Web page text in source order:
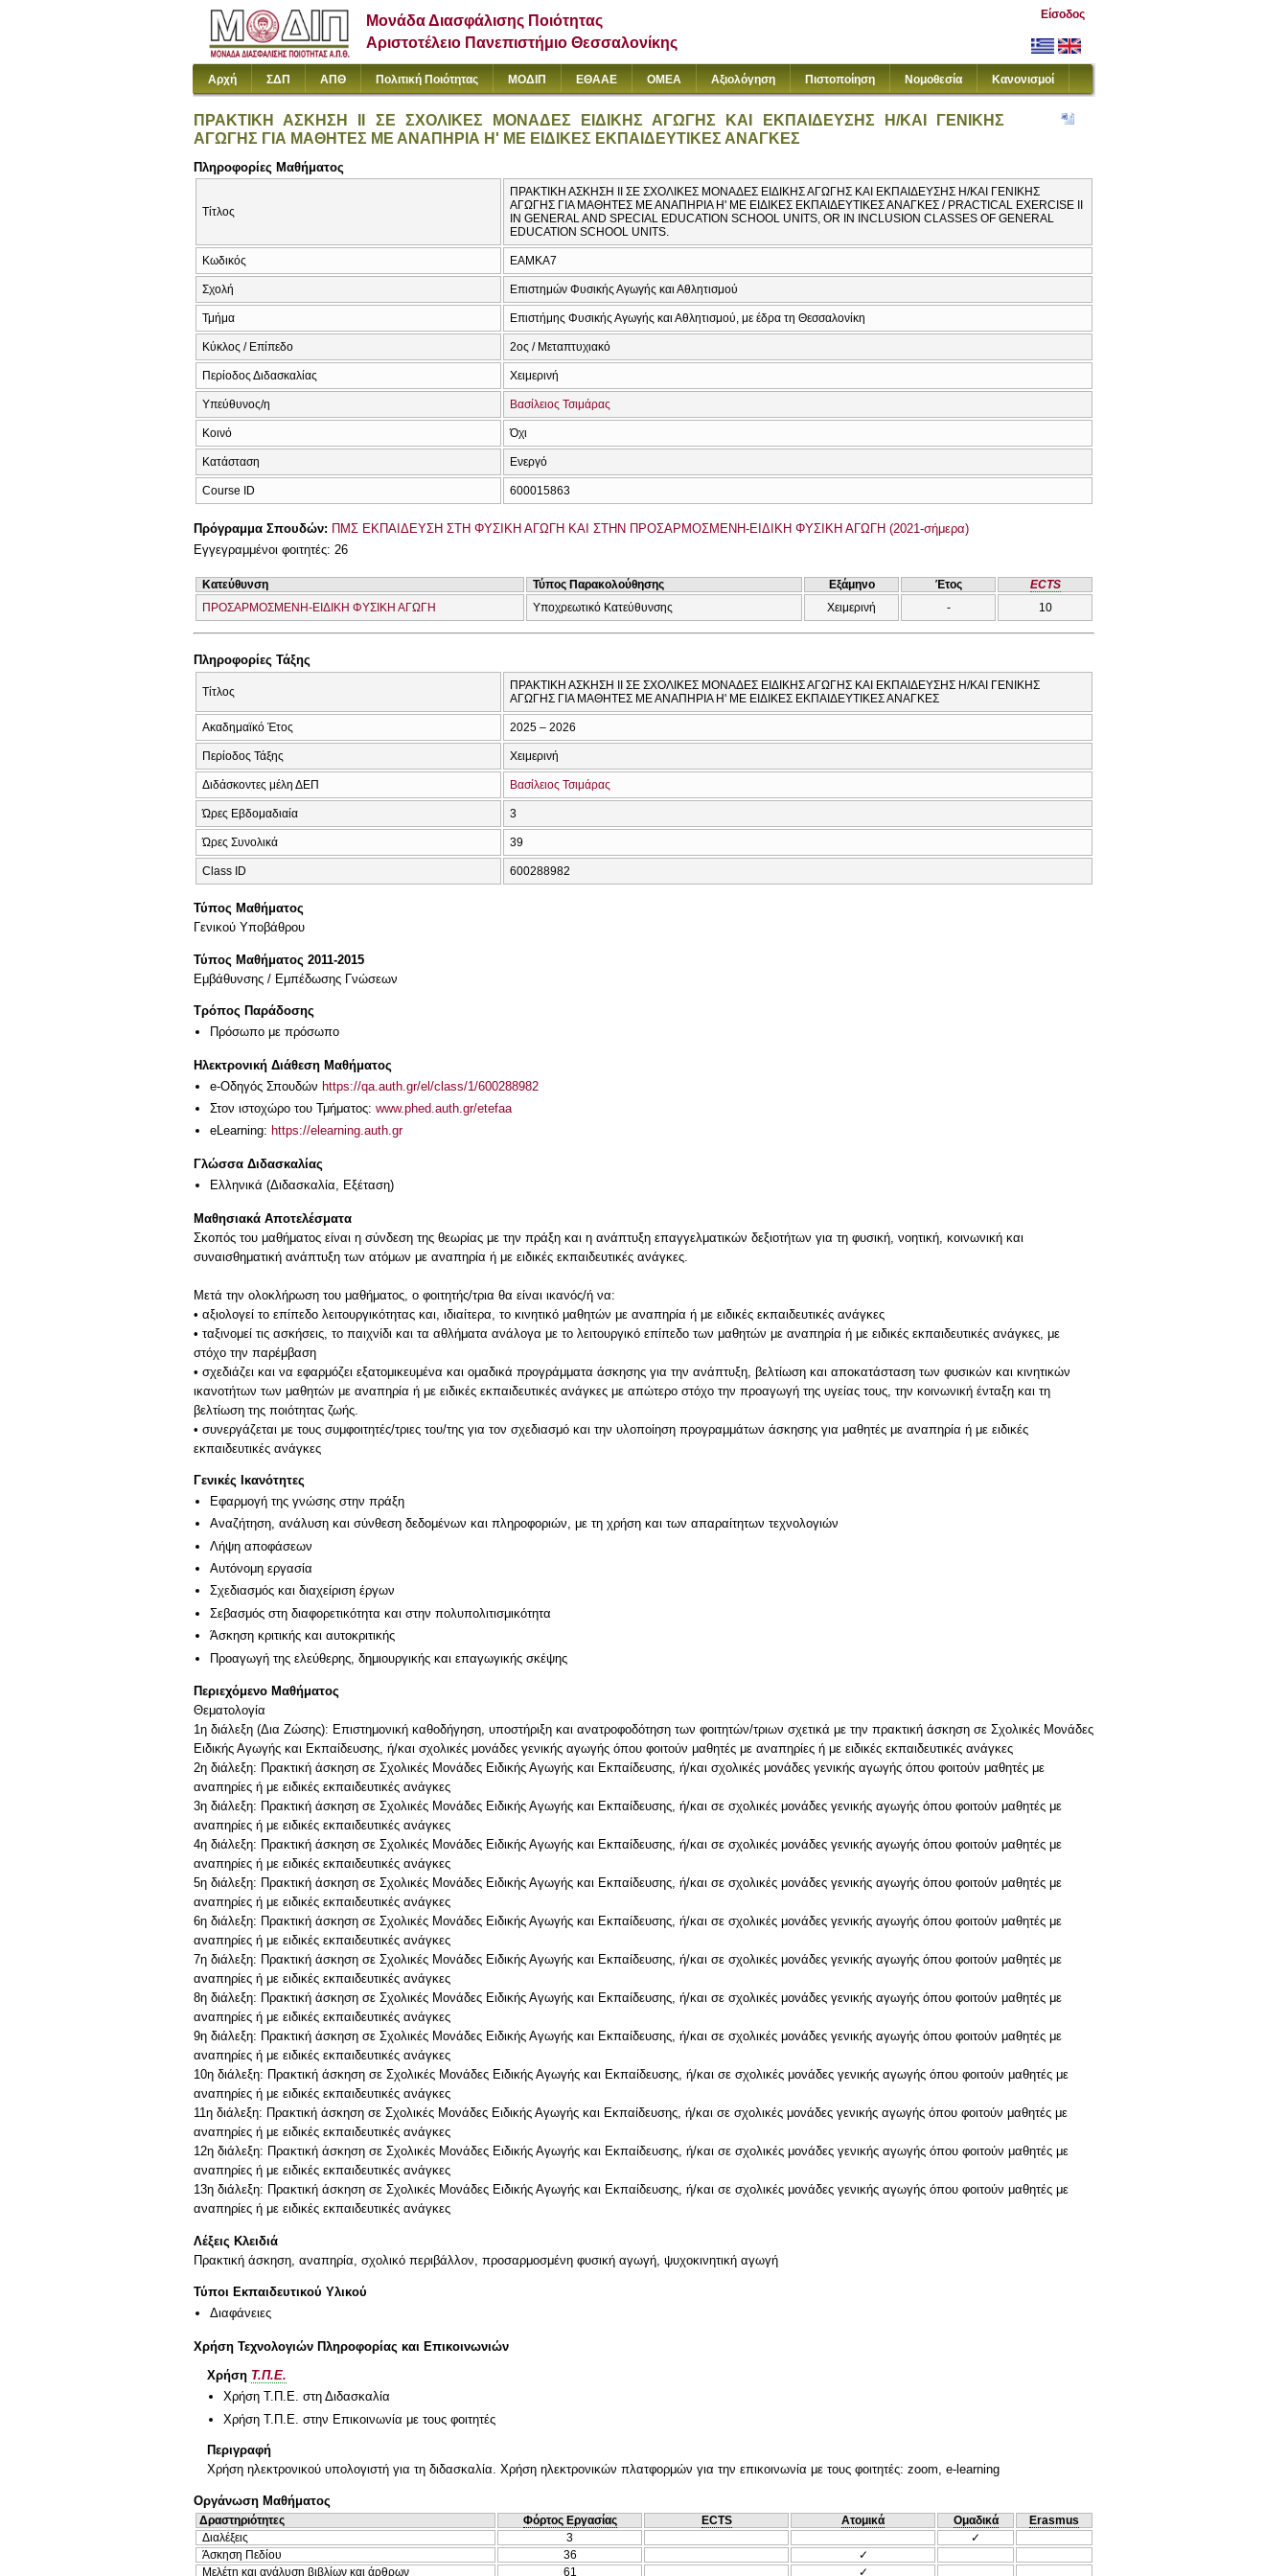
Μονάδα Διασφάλισης Ποιότητας
Αριστοτέλειο Πανεπιστήμιο Θεσσαλονίκης
Είσοδος
Αρχή ΣΔΠ ΑΠΘ Πολιτική Ποιότητας ΜΟΔΙΠ ΕΘΑΑΕ ΟΜΕΑ Αξιολόγηση Πιστοποίηση Νομοθεσία Κανονισμοί
ΠΡΑΚΤΙΚΗ ΑΣΚΗΣΗ ΙΙ ΣΕ ΣΧΟΛΙΚΕΣ ΜΟΝΑΔΕΣ ΕΙΔΙΚΗΣ ΑΓΩΓΗΣ ΚΑΙ ΕΚΠΑΙΔΕΥΣΗΣ Η/ΚΑΙ ΓΕΝΙΚΗΣ
ΑΓΩΓΗΣ ΓΙΑ ΜΑΘΗΤΕΣ ΜΕ ΑΝΑΠΗΡΙΑ Η' ΜΕ ΕΙΔΙΚΕΣ ΕΚΠΑΙΔΕΥΤΙΚΕΣ ΑΝΑΓΚΕΣ
Πληροφορίες Μαθήματος
Τίτλος
ΠΡΑΚΤΙΚΗ ΑΣΚΗΣΗ ΙΙ ΣΕ ΣΧΟΛΙΚΕΣ ΜΟΝΑΔΕΣ ΕΙΔΙΚΗΣ ΑΓΩΓΗΣ ΚΑΙ ΕΚΠΑΙΔΕΥΣΗΣ Η/ΚΑΙ ΓΕΝΙΚΗΣ
ΑΓΩΓΗΣ ΓΙΑ ΜΑΘΗΤΕΣ ΜΕ ΑΝΑΠΗΡΙΑ Η' ΜΕ ΕΙΔΙΚΕΣ ΕΚΠΑΙΔΕΥΤΙΚΕΣ ΑΝΑΓΚΕΣ / PRACTICAL EXERCISE II
IN GENERAL AND SPECIAL EDUCATION SCHOOL UNITS, OR IN INCLUSION CLASSES OF GENERAL
EDUCATION SCHOOL UNITS.
Κωδικός ΕΑΜΚΑ7
Σχολή Επιστημών Φυσικής Αγωγής και Αθλητισμού
Τμήμα Επιστήμης Φυσικής Αγωγής και Αθλητισμού, με έδρα τη Θεσσαλονίκη
Κύκλος / Επίπεδο 2ος / Μεταπτυχιακό
Περίοδος Διδασκαλίας Χειμερινή
Υπεύθυνος/η Βασίλειος Τσιμάρας
Κοινό Όχι
Κατάσταση Ενεργό
Course ID 600015863
Πρόγραμμα Σπουδών: ΠΜΣ ΕΚΠΑΙΔΕΥΣΗ ΣΤΗ ΦΥΣΙΚΗ ΑΓΩΓΗ ΚΑΙ ΣΤΗΝ ΠΡΟΣΑΡΜΟΣΜΕΝΗ-ΕΙΔΙΚΗ ΦΥΣΙΚΗ ΑΓΩΓΗ (2021-σήμερα)
Εγγεγραμμένοι φοιτητές: 26
Κατεύθυνση Τύπος Παρακολούθησης Εξάμηνο Έτος
ECTS
ΠΡΟΣΑΡΜΟΣΜΕΝΗ-ΕΙΔΙΚΗ ΦΥΣΙΚΗ ΑΓΩΓΗ
Υποχρεωτικό Κατεύθυνσης Χειμερινή - 10
Πληροφορίες Τάξης
Τίτλος
ΠΡΑΚΤΙΚΗ ΑΣΚΗΣΗ ΙΙ ΣΕ ΣΧΟΛΙΚΕΣ ΜΟΝΑΔΕΣ ΕΙΔΙΚΗΣ ΑΓΩΓΗΣ ΚΑΙ ΕΚΠΑΙΔΕΥΣΗΣ Η/ΚΑΙ ΓΕΝΙΚΗΣ
ΑΓΩΓΗΣ ΓΙΑ ΜΑΘΗΤΕΣ ΜΕ ΑΝΑΠΗΡΙΑ Η' ΜΕ ΕΙΔΙΚΕΣ ΕΚΠΑΙΔΕΥΤΙΚΕΣ ΑΝΑΓΚΕΣ
Ακαδημαϊκό Έτος 2025 – 2026
Περίοδος Τάξης Χειμερινή
Διδάσκοντες μέλη ΔΕΠ Βασίλειος Τσιμάρας
Ώρες Εβδομαδιαία 3
Ώρες Συνολικά 39
Class ID 600288982
Τύπος Μαθήματος
Γενικού Υποβάθρου
Τύπος Μαθήματος 2011-2015
Εμβάθυνσης / Εμπέδωσης Γνώσεων
Τρόπος Παράδοσης
Πρόσωπο με πρόσωπο
Ηλεκτρονική Διάθεση Μαθήματος
e-Οδηγός Σπουδών https://qa.auth.gr/el/class/1/600288982
Στον ιστοχώρο του Τμήματος: www.phed.auth.gr/etefaa
eLearning: https://elearning.auth.gr
Γλώσσα Διδασκαλίας
Ελληνικά (Διδασκαλία, Εξέταση)
Μαθησιακά Αποτελέσματα
Σκοπός του μαθήματος είναι η σύνδεση της θεωρίας με την πράξη και η ανάπτυξη επαγγελματικών δεξιοτήτων για τη φυσική, νοητική, κοινωνική και
συναισθηματική ανάπτυξη των ατόμων με αναπηρία ή με ειδικές εκπαιδευτικές ανάγκες.
Μετά την ολοκλήρωση του μαθήματος, ο φοιτητής/τρια θα είναι ικανός/ή να:
• αξιολογεί το επίπεδο λειτουργικότητας και, ιδιαίτερα, το κινητικό μαθητών με αναπηρία ή με ειδικές εκπαιδευτικές ανάγκες
• ταξινομεί τις ασκήσεις, το παιχνίδι και τα αθλήματα ανάλογα με το λειτουργικό επίπεδο των μαθητών με αναπηρία ή με ειδικές εκπαιδευτικές ανάγκες, με
στόχο την παρέμβαση
• σχεδιάζει και να εφαρμόζει εξατομικευμένα και ομαδικά προγράμματα άσκησης για την ανάπτυξη, βελτίωση και αποκατάσταση των φυσικών και κινητικών
ικανοτήτων των μαθητών με αναπηρία ή με ειδικές εκπαιδευτικές ανάγκες με απώτερο στόχο την προαγωγή της υγείας τους, την κοινωνική ένταξη και τη
βελτίωση της ποιότητας ζωής.
• συνεργάζεται με τους συμφοιτητές/τριες του/της για τον σχεδιασμό και την υλοποίηση προγραμμάτων άσκησης για μαθητές με αναπηρία ή με ειδικές
Γενικές Ικανότητες
Εφαρμογή της γνώσης στην πράξη
Αναζήτηση, ανάλυση και σύνθεση δεδομένων και πληροφοριών, με τη χρήση και των απαραίτητων τεχνολογιών
Λήψη αποφάσεων
Αυτόνομη εργασία
Σχεδιασμός και διαχείριση έργων
Σεβασμός στη διαφορετικότητα και στην πολυπολιτισμικότητα
Άσκηση κριτικής και αυτοκριτικής
Προαγωγή της ελεύθερης, δημιουργικής και επαγωγικής σκέψης
Περιεχόμενο Μαθήματος
Θεματολογία
1η διάλεξη (Δια Ζώσης): Επιστημονική καθοδήγηση, υποστήριξη και ανατροφοδότηση των φοιτητών/τριων σχετικά με την πρακτική άσκηση σε Σχολικές Μονάδες
Ειδικής Αγωγής και Εκπαίδευσης, ή/και σχολικές μονάδες γενικής αγωγής όπου φοιτούν μαθητές με αναπηρίες ή με ειδικές εκπαιδευτικές ανάγκες
2η διάλεξη: Πρακτική άσκηση σε Σχολικές Μονάδες Ειδικής Αγωγής και Εκπαίδευσης, ή/και σχολικές μονάδες γενικής αγωγής όπου φοιτούν μαθητές με
αναπηρίες ή με ειδικές εκπαιδευτικές ανάγκες
3η διάλεξη: Πρακτική άσκηση σε Σχολικές Μονάδες Ειδικής Αγωγής και Εκπαίδευσης, ή/και σε σχολικές μονάδες γενικής αγωγής όπου φοιτούν μαθητές με
αναπηρίες ή με ειδικές εκπαιδευτικές ανάγκες
4η διάλεξη: Πρακτική άσκηση σε Σχολικές Μονάδες Ειδικής Αγωγής και Εκπαίδευσης, ή/και σε σχολικές μονάδες γενικής αγωγής όπου φοιτούν μαθητές με
αναπηρίες ή με ειδικές εκπαιδευτικές ανάγκες
5η διάλεξη: Πρακτική άσκηση σε Σχολικές Μονάδες Ειδικής Αγωγής και Εκπαίδευσης, ή/και σε σχολικές μονάδες γενικής αγωγής όπου φοιτούν μαθητές με
αναπηρίες ή με ειδικές εκπαιδευτικές ανάγκες
6η διάλεξη: Πρακτική άσκηση σε Σχολικές Μονάδες Ειδικής Αγωγής και Εκπαίδευσης, ή/και σε σχολικές μονάδες γενικής αγωγής όπου φοιτούν μαθητές με
αναπηρίες ή με ειδικές εκπαιδευτικές ανάγκες
7η διάλεξη: Πρακτική άσκηση σε Σχολικές Μονάδες Ειδικής Αγωγής και Εκπαίδευσης, ή/και σε σχολικές μονάδες γενικής αγωγής όπου φοιτούν μαθητές με
αναπηρίες ή με ειδικές εκπαιδευτικές ανάγκες
8η διάλεξη: Πρακτική άσκηση σε Σχολικές Μονάδες Ειδικής Αγωγής και Εκπαίδευσης, ή/και σε σχολικές μονάδες γενικής αγωγής όπου φοιτούν μαθητές με
αναπηρίες ή με ειδικές εκπαιδευτικές ανάγκες
9η διάλεξη: Πρακτική άσκηση σε Σχολικές Μονάδες Ειδικής Αγωγής και Εκπαίδευσης, ή/και σε σχολικές μονάδες γενικής αγωγής όπου φοιτούν μαθητές με
αναπηρίες ή με ειδικές εκπαιδευτικές ανάγκες
10η διάλεξη: Πρακτική άσκηση σε Σχολικές Μονάδες Ειδικής Αγωγής και Εκπαίδευσης, ή/και σε σχολικές μονάδες γενικής αγωγής όπου φοιτούν μαθητές με
αναπηρίες ή με ειδικές εκπαιδευτικές ανάγκες
11η διάλεξη: Πρακτική άσκηση σε Σχολικές Μονάδες Ειδικής Αγωγής και Εκπαίδευσης, ή/και σε σχολικές μονάδες γενικής αγωγής όπου φοιτούν μαθητές με
αναπηρίες ή με ειδικές εκπαιδευτικές ανάγκες
12η διάλεξη: Πρακτική άσκηση σε Σχολικές Μονάδες Ειδικής Αγωγής και Εκπαίδευσης, ή/και σε σχολικές μονάδες γενικής αγωγής όπου φοιτούν μαθητές με
αναπηρίες ή με ειδικές εκπαιδευτικές ανάγκες
13η διάλεξη: Πρακτική άσκηση σε Σχολικές Μονάδες Ειδικής Αγωγής και Εκπαίδευσης, ή/και σε σχολικές μονάδες γενικής αγωγής όπου φοιτούν μαθητές με
Λέξεις Κλειδιά
Πρακτική άσκηση, αναπηρία, σχολικό περιβάλλον, προσαρμοσμένη φυσική αγωγή, ψυχοκινητική αγωγή
Τύποι Εκπαιδευτικού Υλικού
Διαφάνειες
Χρήση Τεχνολογιών Πληροφορίας και Επικοινωνιών
Χρήση Τ.Π.Ε.
Χρήση Τ.Π.Ε. στη Διδασκαλία
Χρήση Τ.Π.Ε. στην Επικοινωνία με τους φοιτητές
Περιγραφή
Χρήση ηλεκτρονικού υπολογιστή για τη διδασκαλία. Χρήση ηλεκτρονικών πλατφορμών για την επικοινωνία με τους φοιτητές: zoom, e-learning
Οργάνωση Μαθήματος
Δραστηριότητες Φόρτος Εργασίας ECTS Ατομικά Ομαδικά
Erasmus
Διαλέξεις
3
✓
Άσκηση Πεδίου
36
✓
Μελέτη και ανάλυση βιβλίων και άρθρων
61 ✓